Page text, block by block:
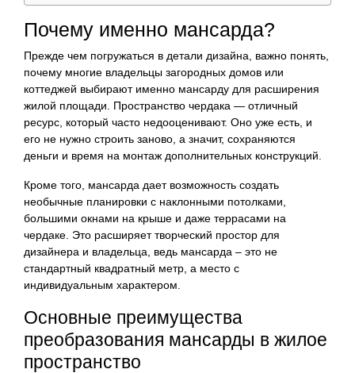
Почему именно мансарда?
Прежде чем погружаться в детали дизайна, важно понять,
почему многие владельцы загородных домов или
коттеджей выбирают именно мансарду для расширения
жилой площади. Пространство чердака — отличный
ресурс, который часто недооценивают. Оно уже есть, и
его не нужно строить заново, а значит, сохраняются
деньги и время на монтаж дополнительных конструкций.
Кроме того, мансарда дает возможность создать
необычные планировки с наклонными потолками,
большими окнами на крыше и даже террасами на
чердаке. Это расширяет творческий простор для
дизайнера и владельца, ведь мансарда – это не
стандартный квадратный метр, а место с
индивидуальным характером.
Основные преимущества
преобразования мансарды в жилое
пространство